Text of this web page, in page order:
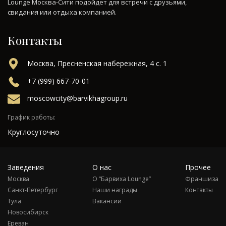
Lounge Москва-Сити подойдет для встречи с друзьями,
свидания или отдыха компанией.
Контакты
Москва, Пресненская набережная, 4 с. 1
+7 (999) 667-70-01
moscowcity@barvikhagroup.ru
График работы:
Круглосуточно
Заведения
Москва
Санкт-Петербург
Тула
Новосибирск
Ереван
О нас
О “Барвиха Lounge”
Наши награды
Вакансии
Прочее
Франшиза
Контакты